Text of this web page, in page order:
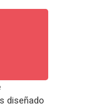
diseñado